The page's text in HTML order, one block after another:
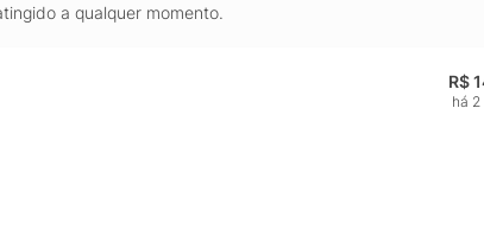
a qualquer momento.
R$
há 2